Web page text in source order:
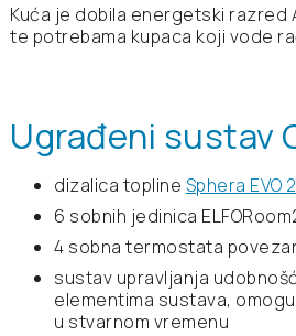
Kuća je dobila energetski razred
te potrebama kupaca koji vode
Ugrađeni sustav
dizalica topline Sphera EVO
6 sobnih jedinica
4 sobna termostata
sustav upravljanja
elementima sustava,
u stvarnom vremenu